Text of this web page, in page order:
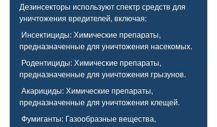
Дезинсекторы используют спектр средств для
уничтожения вредителей, включая:
Инсектициды: Химические препараты,
предназначенные для уничтожения насекомых.
Родентициды: Химические препараты,
предназначенные для уничтожения грызунов.
Акарициды: Химические препараты,
предназначенные для уничтожения клещей.
Фумиганты: Газообразные вещества,